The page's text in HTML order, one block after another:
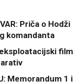
Priča o Hodži
komandanta
film
Memorandum 1 i